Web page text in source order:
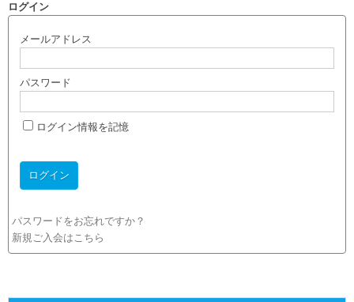
ログイン
メールアドレス
パスワード
ログイン情報を記憶
パスワードをお忘れですか？
新規ご入会はこちら